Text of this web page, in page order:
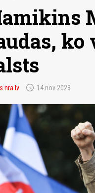
ko
nra.lv schedule 14.nov 2023